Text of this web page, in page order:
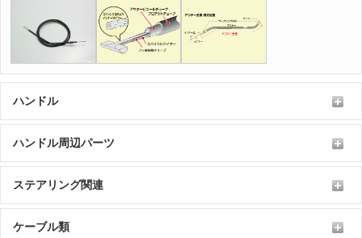
ハンドル
ハンドル周辺パーツ
ステアリング関連
ケーブル類